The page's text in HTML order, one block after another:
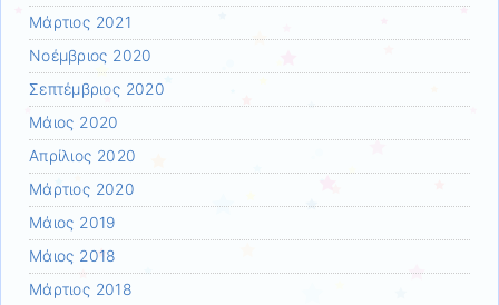
Μάρτιος 2021
Νοέμβριος 2020
Σεπτέμβριος 2020
Μάιος 2020
Απρίλιος 2020
Μάρτιος 2020
Μάιος 2019
Μάιος 2018
Μάρτιος 2018